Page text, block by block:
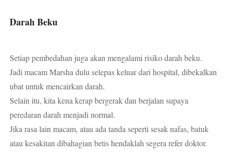
Darah Beku
Setiap pembedahan juga akan mengalami risiko darah beku.
Jadi macam Marsha dulu selepas keluar dari hospital, dibekalkan
ubat untuk mencairkan darah.
Selain itu, kita kena kerap bergerak dan berjalan supaya
peredaran darah menjadi normal.
Jika rasa lain macam, atau ada tanda seperti sesak nafas, batuk
atau kesakitan dibahagian betis hendaklah segera refer doktor.